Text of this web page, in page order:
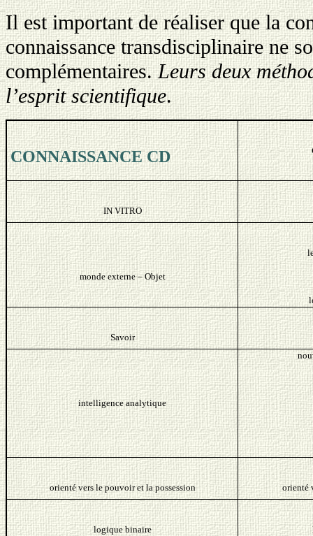
Il est important de réaliser que la
connaissance transdisciplinaire ne
complémentaires. Leurs deux
l’esprit scientifique.
CONNAISSANCE CD
IN VITRO
monde externe – Objet
Savoir
intelligence analytique
orienté vers le pouvoir et la possession orienté
logique binaire